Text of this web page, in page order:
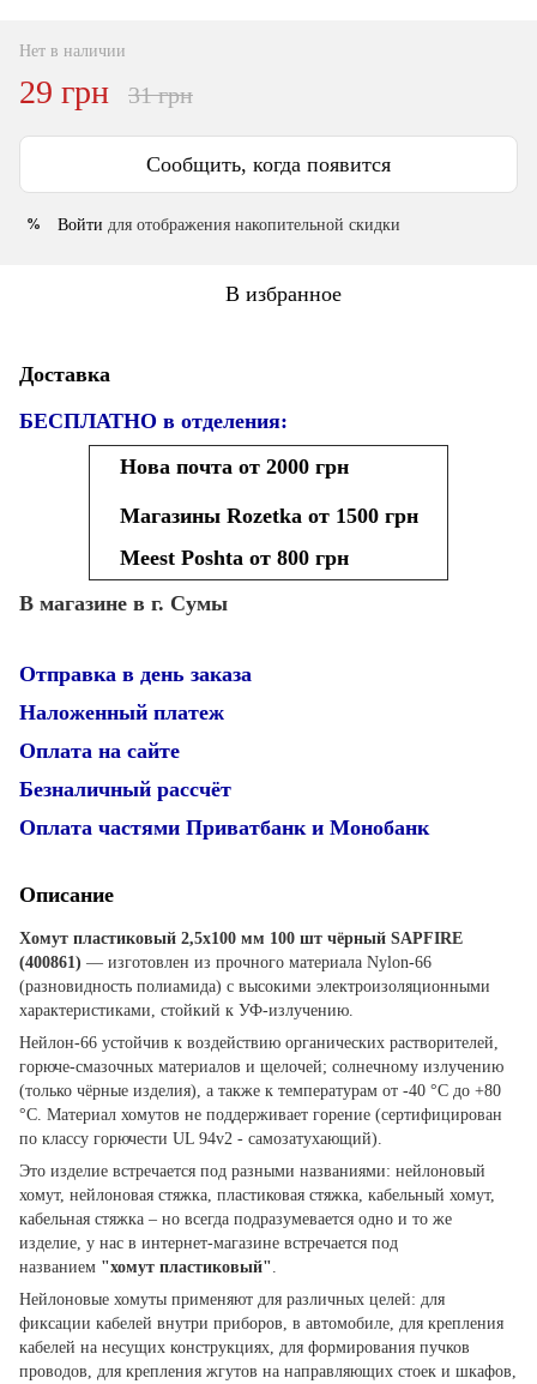
Нет в наличии
29 грн 31 грн
Сообщить, когда появится
% Войти для отображения накопительной скидки
В избранное
Доставка
БЕСПЛАТНО в отделения:
Нова почта от 2000 грн
Магазины Rozetka от 1500 грн
Meest Poshta от 800 грн
В магазине в г. Сумы
Отправка в день заказа
Наложенный платеж
Оплата на сайте
Безналичный рассчёт
Оплата частями Приватбанк и Монобанк
Описание
Хомут пластиковый 2,5х100 мм 100 шт чёрный SAPFIRE
(400861) — изготовлен из прочного материала Nylon-66
(разновидность полиамида) с высокими электроизоляционными
характеристиками, стойкий к УФ-излучению.
Нейлон-66 устойчив к воздействию органических растворителей,
горюче-смазочных материалов и щелочей; солнечному излучению
(только чёрные изделия), а также к температурам от -40 °С до +80
°С. Материал хомутов не поддерживает горение (сертифицирован
по классу горючести UL 94v2 - самозатухающий).
Это изделие встречается под разными названиями: нейлоновый
хомут, нейлоновая стяжка, пластиковая стяжка, кабельный хомут,
кабельная стяжка – но всегда подразумевается одно и то же
изделие, у нас в интернет-магазине встречается под
названием "хомут пластиковый"
Нейлоновые хомуты применяют для различных целей: для
фиксации кабелей внутри приборов, в автомобиле, для крепления
кабелей на несущих конструкциях, для формирования пучков
проводов, для крепления жгутов на направляющих стоек и шкафов,